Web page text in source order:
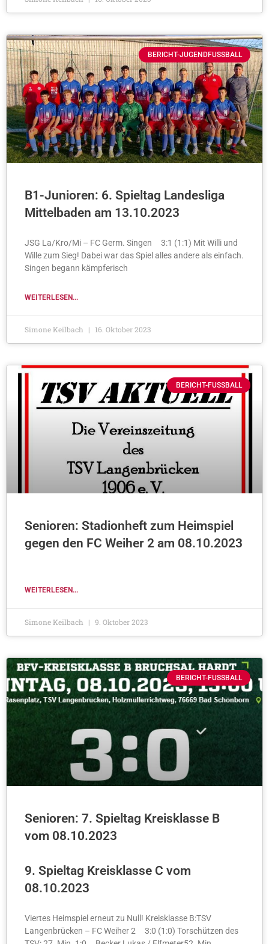
BERICHT-JUGENDFUSSBALL
B1-Junioren: 6. Spieltag Landesliga
Mittelbaden am 13.10.2023
JSG La/Kro/Mi – FC Germ. Singen 3:1 (1:1) Mit Willi und
Wille zum Sieg! Dabei war das Spiel alles andere als einfach.
Singen begann kämpferisch
WEITERLESEN...
Simone Keilbach 16. Oktober 2023
BERICHT-FUSSBALL
Senioren: Stadionheft zum Heimspiel
gegen den FC Weiher 2 am 08.10.2023
WEITERLESEN...
Simone Keilbach 9. Oktober 2023
BERICHT-FUSSBALL
Senioren: 7. Spieltag Kreisklasse B
vom 08.10.2023
9. Spieltag Kreisklasse C vom
08.10.2023
Viertes Heimspiel erneut zu Null! Kreisklasse B:TSV
Langenbrücken – FC Weiher 2 3:0 (1:0) Torschützen des